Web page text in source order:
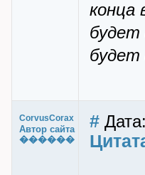
конца
будет
будет
CorvusCorax
Автор сайта
������
#